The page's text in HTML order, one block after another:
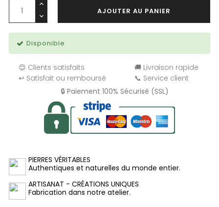
AJOUTER AU PANIER
Disponible
😊 Clients satisfaits
🚚 Livraison rapide
↩️ Satisfait ou remboursé
📞 Service client
🔒 Paiement 100% Sécurisé (SSL)
PIERRES VÉRITABLES
Authentiques et naturelles du monde entier.
ARTISANAT - CRÉATIONS UNIQUES
Fabrication dans notre atelier.